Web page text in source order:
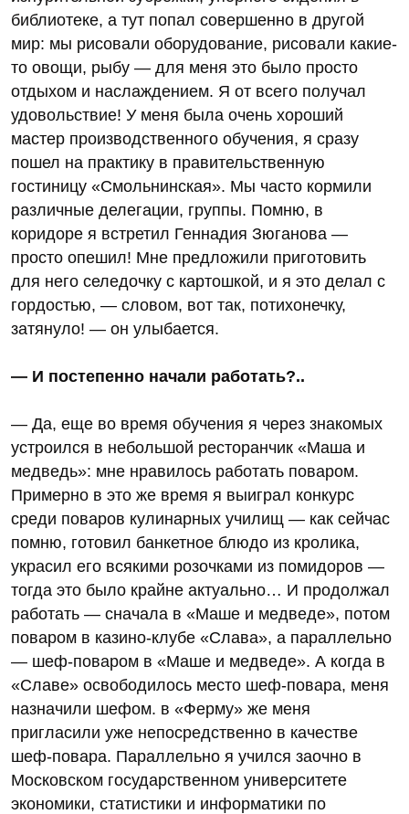
библиотеке, а тут попал совершенно в другой
мир: мы рисовали оборудование, рисовали какие-
то овощи, рыбу — для меня это было просто
отдыхом и наслаждением. Я от всего получал
удовольствие! У меня была очень хороший
мастер производственного обучения, я сразу
пошел на практику в правительственную
гостиницу «Смольнинская». Мы часто кормили
различные делегации, группы. Помню, в
коридоре я встретил Геннадия Зюганова —
просто опешил! Мне предложили приготовить
для него селедочку с картошкой, и я это делал с
гордостью, — словом, вот так, потихонечку,
затянуло! — он улыбается.
— И постепенно начали работать?..
— Да, еще во время обучения я через знакомых
устроился в небольшой ресторанчик «Маша и
медведь»: мне нравилось работать поваром.
Примерно в это же время я выиграл конкурс
среди поваров кулинарных училищ — как сейчас
помню, готовил банкетное блюдо из кролика,
украсил его всякими розочками из помидоров —
тогда это было крайне актуально… И продолжал
работать — сначала в «Маше и медведе», потом
поваром в казино-клубе «Слава», а параллельно
— шеф-поваром в «Маше и медведе». А когда в
«Славе» освободилось место шеф-повара, меня
назначили шефом. в «Ферму» же меня
пригласили уже непосредственно в качестве
шеф-повара. Параллельно я учился заочно в
Московском государственном университете
экономики, статистики и информатики по